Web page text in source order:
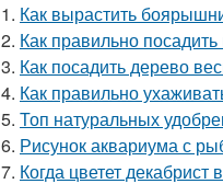
1. Как вырастить
2. Как правильно
3. Как посадить дерево
4. Как правильно
5. Топ натуральных
6. Рисунок аквариума с
7. Когда цветет